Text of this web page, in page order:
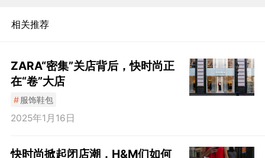
相关推荐
​ZARA“密集”关店背后，快时尚正
在“卷”大店
#服饰鞋包
2025年1月16日
快时尚掀起闭店潮，H&M们如何